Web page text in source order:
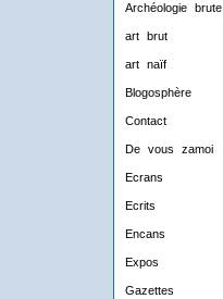
Archéologie brute
art brut
art naïf
Blogosphère
Contact
De vous zamoi
Ecrans
Ecrits
Encans
Expos
Gazettes